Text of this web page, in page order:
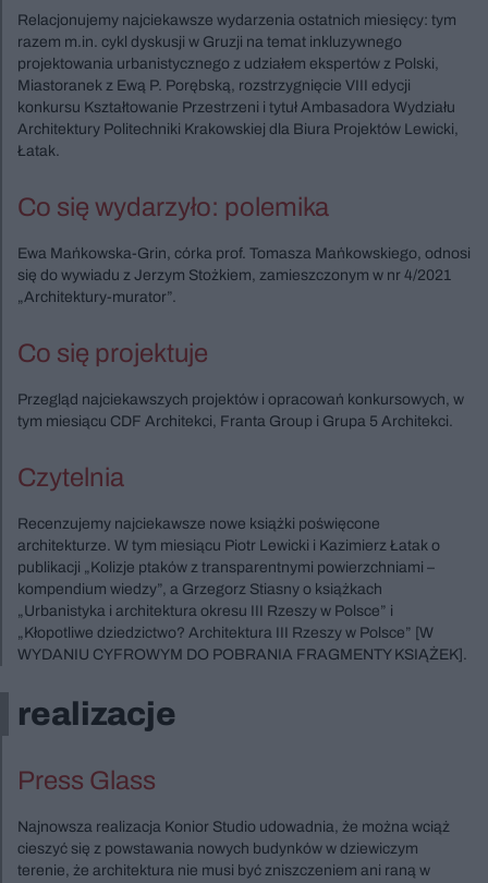
Relacjonujemy najciekawsze wydarzenia ostatnich miesięcy: tym
razem m.in. cykl dyskusji w Gruzji na temat inkluzywnego
projektowania urbanistycznego z udziałem ekspertów z Polski,
Miastoranek z Ewą P. Porębską, rozstrzygnięcie VIII edycji
konkursu Kształtowanie Przestrzeni i tytuł Ambasadora Wydziału
Architektury Politechniki Krakowskiej dla Biura Projektów Lewicki,
Łatak.
Co się wydarzyło: polemika
Ewa Mańkowska-Grin, córka prof. Tomasza Mańkowskiego, odnosi
się do wywiadu z Jerzym Stożkiem, zamieszczonym w nr 4/2021
„Architektury-murator”.
Co się projektuje
Przegląd najciekawszych projektów i opracowań konkursowych, w
tym miesiącu CDF Architekci, Franta Group i Grupa 5 Architekci.
Czytelnia
Recenzujemy najciekawsze nowe książki poświęcone
architekturze. W tym miesiącu Piotr Lewicki i Kazimierz Łatak o
publikacji „Kolizje ptaków z transparentnymi powierzchniami –
kompendium wiedzy”, a Grzegorz Stiasny o książkach
„Urbanistyka i architektura okresu III Rzeszy w Polsce” i
„Kłopotliwe dziedzictwo? Architektura III Rzeszy w Polsce” [W
WYDANIU CYFROWYM DO POBRANIA FRAGMENTY KSIĄŻEK].
realizacje
Press Glass
Najnowsza realizacja Konior Studio udowadnia, że można wciąż
cieszyć się z powstawania nowych budynków w dziewiczym
terenie, że architektura nie musi być zniszczeniem ani raną w